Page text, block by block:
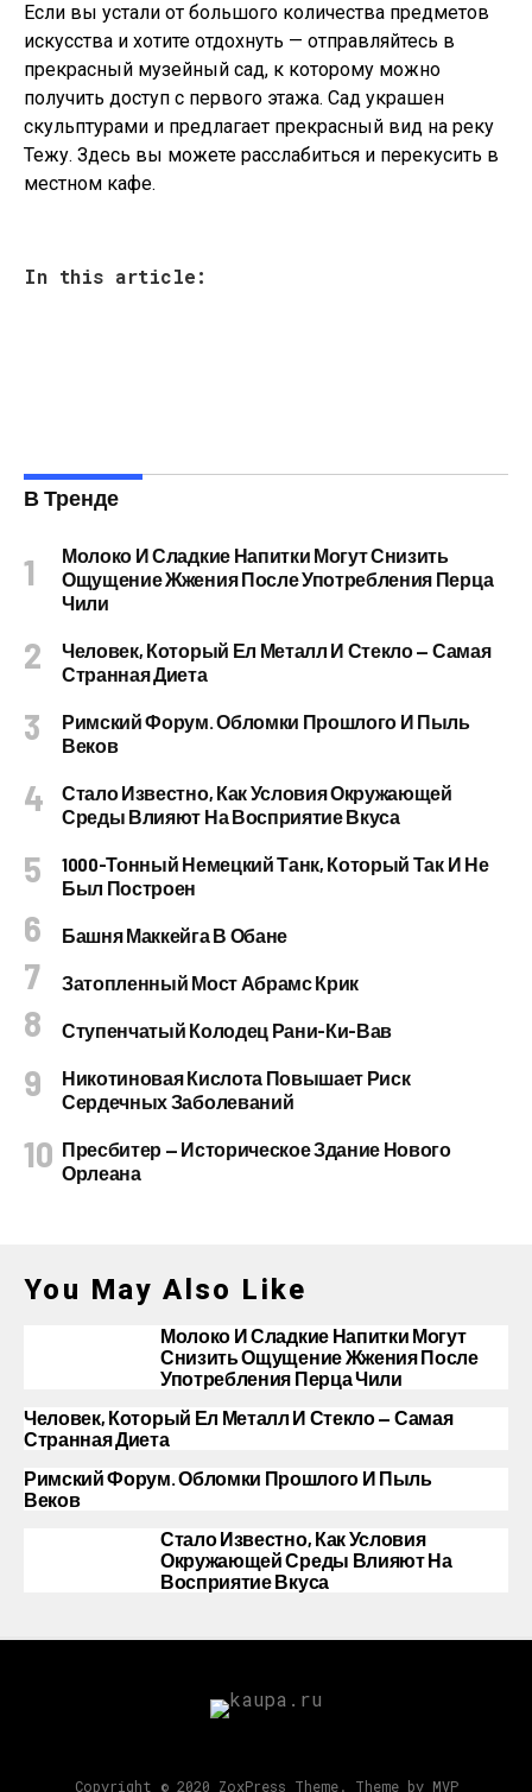
Если вы устали от большого количества предметов
искусства и хотите отдохнуть — отправляйтесь в
прекрасный музейный сад, к которому можно
получить доступ с первого этажа. Сад украшен
скульптурами и предлагает прекрасный вид на реку
Тежу. Здесь вы можете расслабиться и перекусить в
местном кафе.
In this article:
В Тренде
Молоко И Сладкие Напитки Могут Снизить
Ощущение Жжения После Употребления Перца
Чили
Человек, Который Ел Металл И Стекло — Самая
Странная Диета
Римский Форум. Обломки Прошлого И Пыль
Веков
Стало Известно, Как Условия Окружающей
Среды Влияют На Восприятие Вкуса
1000-Тонный Немецкий Танк, Который Так И Не
Был Построен
Башня Маккейга В Обане
Затопленный Мост Абрамс Крик
Ступенчатый Колодец Рани-Ки-Вав
Никотиновая Кислота Повышает Риск
Сердечных Заболеваний
Пресбитер — Историческое Здание Нового
Орлеана
You May Also Like
Молоко И Сладкие Напитки Могут
Снизить Ощущение Жжения После
Употребления Перца Чили
Человек, Который Ел Металл И Стекло — Самая
Странная Диета
Римский Форум. Обломки Прошлого И Пыль
Веков
Стало Известно, Как Условия
Окружающей Среды Влияют На
Восприятие Вкуса
Copyright © 2020 ZoxPress Theme. Theme by MVP